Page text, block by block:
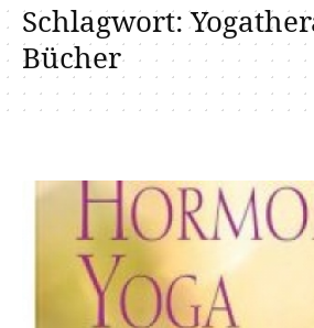
Schlagwort:
Bücher